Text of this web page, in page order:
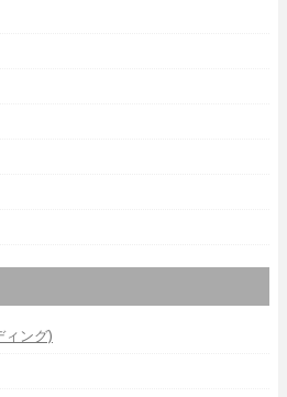
ィング)